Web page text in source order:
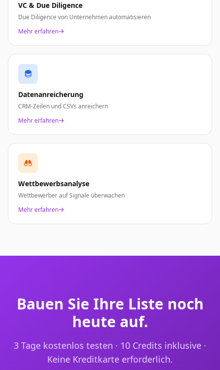
VC & Due Diligence
Due Diligence von Unternehmen automatisieren
Mehr erfahren
Datenanreicherung
CRM-Zeilen und CSVs anreichern
Mehr erfahren
Wettbewerbsanalyse
Wettbewerber auf Signale überwachen
Mehr erfahren
Bauen Sie Ihre Liste noch
heute auf.
3 Tage kostenlos testen · 10 Credits inklusive ·
Keine Kreditkarte erforderlich.